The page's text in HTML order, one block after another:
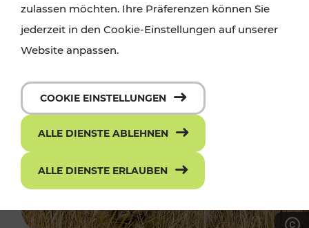
zulassen möchten. Ihre Präferenzen können Sie
jederzeit in den Cookie-Einstellungen auf unserer
Website anpassen.
COOKIE EINSTELLUNGEN
ALLE DIENSTE ABLEHNEN
ALLE DIENSTE ERLAUBEN